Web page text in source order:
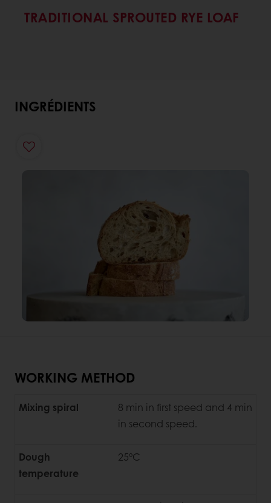
TRADITIONAL SPROUTED RYE LOAF
INGRÉDIENTS
WORKING METHOD
Mixing spiral
8 min in first speed and 4 min
in second speed.
Dough
temperature
25°C